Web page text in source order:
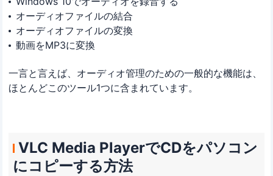
オーディオファイルの結合
オーディオファイルの変換
動画をMP3に変換
一言と言えば、オーディオ管理のための一般的な機能は、
ほとんどこのツール1つに含まれています。
VLC Media PlayerでCDをパソコン
にコピーする方法